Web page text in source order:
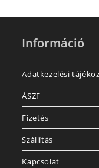
Információ
Adatkezelési
ÁSZF
Fizetés
Szállítás
Kapcsolat